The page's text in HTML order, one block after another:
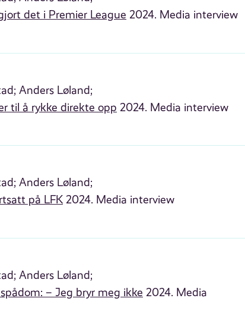
det i Premier League 2024. Media interview
Anders Løland;
til å rykke direkte opp 2024. Media interview
Anders Løland;
på LFK 2024. Media interview
Anders Løland;
– Jeg bryr meg ikke 2024. Media